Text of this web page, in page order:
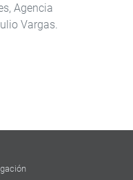
Agencia
Vargas.